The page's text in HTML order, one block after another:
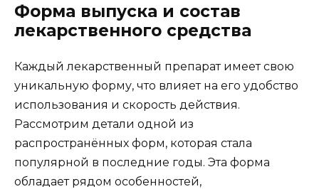
Форма выпуска и состав
лекарственного средства
Каждый лекарственный препарат имеет свою
уникальную форму, что влияет на его удобство
использования и скорость действия.
Рассмотрим детали одной из
распространённых форм, которая стала
популярной в последние годы. Эта форма
обладает рядом особенностей,